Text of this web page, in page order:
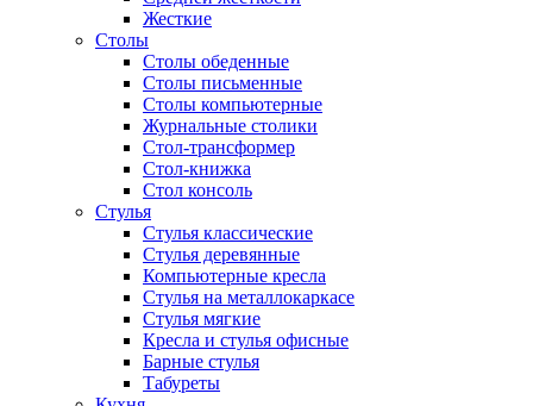
Жесткие
Столы
Столы обеденные
Столы письменные
Столы компьютерные
Журнальные столики
Стол-трансформер
Стол-книжка
Стол консоль
Стулья
Стулья классические
Стулья деревянные
Компьютерные кресла
Стулья на металлокаркасе
Стулья мягкие
Кресла и стулья офисные
Барные стулья
Табуреты